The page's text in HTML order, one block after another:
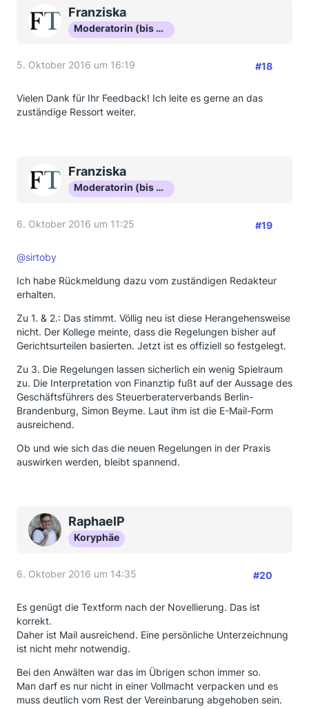
Franziska
Moderatorin (bis Okt 16)
5. Oktober 2016 um 16:19 #18
Vielen Dank für Ihr Feedback! Ich leite es gerne an das
zuständige Ressort weiter.
Franziska
Moderatorin (bis Okt 16)
6. Oktober 2016 um 11:25 #19
@sirtoby
Ich habe Rückmeldung dazu vom zuständigen Redakteur
erhalten.
Zu 1. & 2.: Das stimmt. Völlig neu ist diese Herangehensweise
nicht. Der Kollege meinte, dass die Regelungen bisher auf
Gerichtsurteilen basierten. Jetzt ist es offiziell so festgelegt.
Zu 3. Die Regelungen lassen sicherlich ein wenig Spielraum
zu. Die Interpretation von Finanztip fußt auf der Aussage des
Geschäftsführers des Steuerberaterverbands Berlin-
Brandenburg, Simon Beyme. Laut ihm ist die E-Mail-Form
ausreichend.
Ob und wie sich das die neuen Regelungen in der Praxis
auswirken werden, bleibt spannend.
RaphaelP
Koryphäe
6. Oktober 2016 um 14:35 #20
Es genügt die Textform nach der Novellierung. Das ist
korrekt.
Daher ist Mail ausreichend. Eine persönliche Unterzeichnung
ist nicht mehr notwendig.
Bei den Anwälten war das im Übrigen schon immer so.
Man darf es nur nicht in einer Vollmacht verpacken und es
muss deutlich vom Rest der Vereinbarung abgehoben sein.